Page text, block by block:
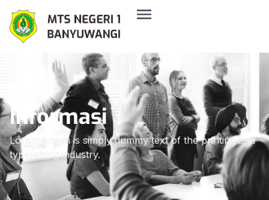
Informasi
Lorem Ipsum is simply dummy text of the printing and
typesetting industry.